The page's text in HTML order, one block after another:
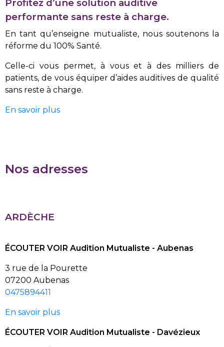
Profitez d’une solution auditive
performante sans reste à charge.
En tant qu’enseigne mutualiste, nous soutenons la
réforme du 100% Santé.
Celle-ci vous permet, à vous et à des milliers de
patients, de vous équiper d’aides auditives de qualité
sans reste à charge.
En savoir plus
Nos adresses
ARDÈCHE
ÉCOUTER VOIR Audition Mutualiste - Aubenas
3 rue de la Pourette
07200 Aubenas
0475894411
En savoir plus
ÉCOUTER VOIR Audition Mutualiste - Davézieux